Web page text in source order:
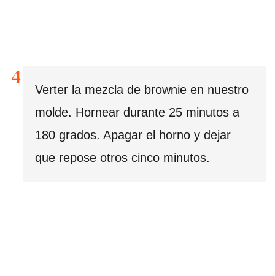
Verter la mezcla de brownie en nuestro
molde. Hornear durante 25 minutos a
180 grados. Apagar el horno y dejar
que repose otros cinco minutos.